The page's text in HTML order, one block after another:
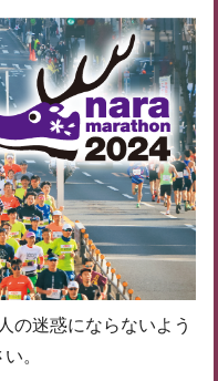
の迷惑にならないよう
。